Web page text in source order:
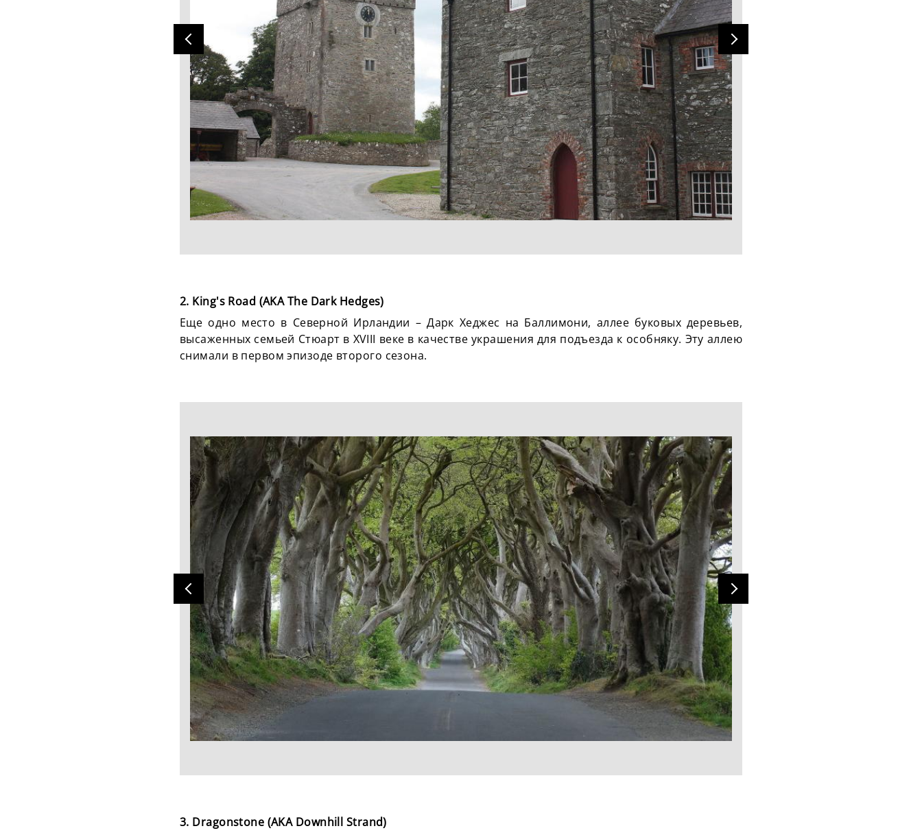
2. King's Road (AKA The Dark Hedges)
Еще одно место в Северной Ирландии – Дарк Хеджес на Баллимони, аллее буковых деревьев,
высаженных семьей Стюарт в XVIII веке в качестве украшения для подъезда к особняку. Эту аллею
снимали в первом эпизоде второго сезона.
3. Dragonstone (AKA Downhill Strand)